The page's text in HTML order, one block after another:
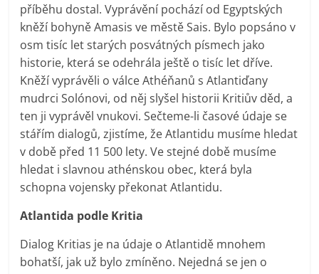
příběhu dostal. Vyprávění pochází od Egyptských
kněží bohyně Amasis ve městě Sais. Bylo popsáno v
osm tisíc let starých posvátných písmech jako
historie, která se odehrála ještě o tisíc let dříve.
Kněží vyprávěli o válce Athéňanů s Atlantiďany
mudrci Solónovi, od něj slyšel historii Kritiův děd, a
ten ji vyprávěl vnukovi. Sečteme-li časové údaje se
stářím dialogů, zjistíme, že Atlantidu musíme hledat
v době před 11 500 lety. Ve stejné době musíme
hledat i slavnou athénskou obec, která byla
schopna vojensky překonat Atlantidu.
Atlantida podle Kritia
Dialog Kritias je na údaje o Atlantidě mnohem
bohatší, jak už bylo zmíněno. Nejedná se jen o